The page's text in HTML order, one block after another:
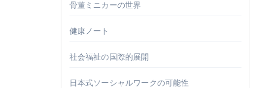
骨董ミニカーの世界
健康ノート
社会福祉の国際的展開
日本式ソーシャルワークの可能性